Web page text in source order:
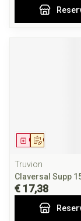
Op voorschrift
Geneesmiddel
Truvion
Claversal Supp
€ 17,38